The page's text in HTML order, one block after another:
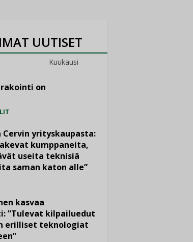
UUTISET
Kuukausi
on
Cervin yrityskaupasta:
kumppaneita,
useita teknisiä
saman katon alle”
kasvaa
”Tulevat kilpailuedut
erilliset teknologiat